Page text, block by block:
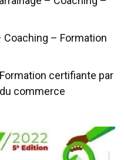
Coaching – Formation
certifiante par
commerce